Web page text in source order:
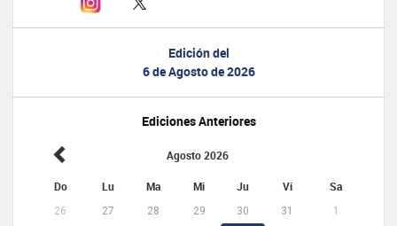
Edición del
6 de Agosto de 2026
Ediciones Anteriores
Agosto 2026
Do Lu Ma Mi Ju Vi Sa
26 27 28 29 30 31
1